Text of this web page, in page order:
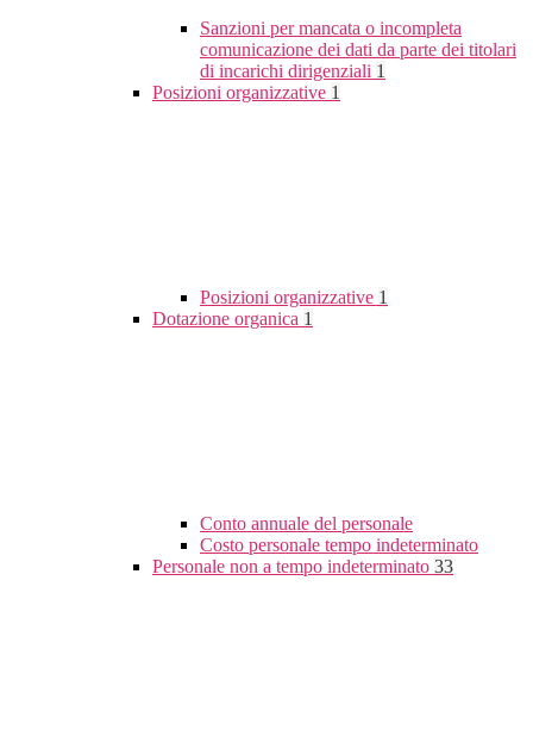
Sanzioni per mancata o incompleta
comunicazione dei dati da parte dei titolari
di incarichi dirigenziali 1
Posizioni organizzative 1
Posizioni organizzative 1
Dotazione organica 1
Conto annuale del personale
Costo personale tempo indeterminato
Personale non a tempo indeterminato 33